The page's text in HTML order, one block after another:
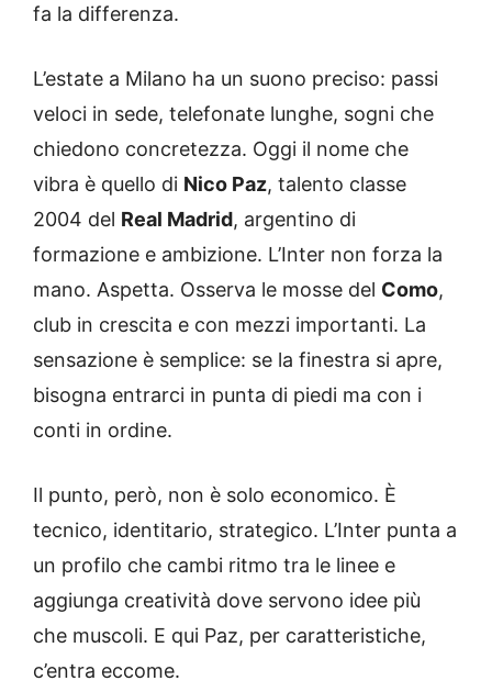
fa la differenza.
L’estate a Milano ha un suono preciso: passi
veloci in sede, telefonate lunghe, sogni che
chiedono concretezza. Oggi il nome che
vibra è quello di Nico Paz, talento classe
2004 del Real Madrid, argentino di
formazione e ambizione. L’Inter non forza la
mano. Aspetta. Osserva le mosse del Como,
club in crescita e con mezzi importanti. La
sensazione è semplice: se la finestra si apre,
bisogna entrarci in punta di piedi ma con i
conti in ordine.
Il punto, però, non è solo economico. È
tecnico, identitario, strategico. L’Inter punta a
un profilo che cambi ritmo tra le linee e
aggiunga creatività dove servono idee più
che muscoli. E qui Paz, per caratteristiche,
c’entra eccome.